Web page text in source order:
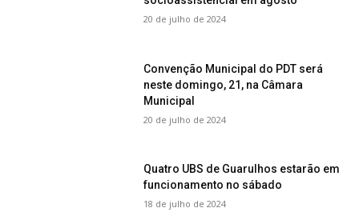
20 de julho de 2024
Convenção Municipal do PDT será
neste domingo, 21, na Câmara
Municipal
20 de julho de 2024
Quatro UBS de Guarulhos estarão em
funcionamento no sábado
18 de julho de 2024